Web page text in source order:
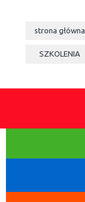
strona główna
SZKOLENIA